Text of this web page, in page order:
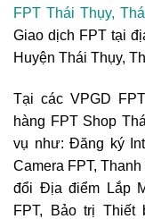
FPT Thái Thụy,
Giao dịch FPT tại
Huyện Thái Thụy,
Tại các VPGD
hàng FPT Shop
vụ như: Đăng ký
Camera FPT,
đổi Địa điểm Lắp
FPT, Bảo trị Thiết